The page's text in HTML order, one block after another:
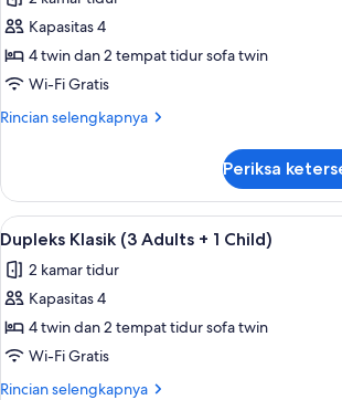
foto
untuk
Dupleks
Klasik
(2
2
Children)
Kapasitas 4
4 twin dan 2 tempat tidur sofa twin
Wi-Fi Gratis
Rincian selengkapnya
Rincian
Dupleks
Klasik
(2
Adults
+
2
Periksa
Lihat
semua
foto
untuk
Dupleks
Klasik
(3
9
Dupleks Klasik (3 Adults + 1 Child)
2 kamar tidur
Kapasitas 4
4 twin dan 2 tempat tidur sofa twin
Wi-Fi Gratis
Rincian selengkapnya
Rincian